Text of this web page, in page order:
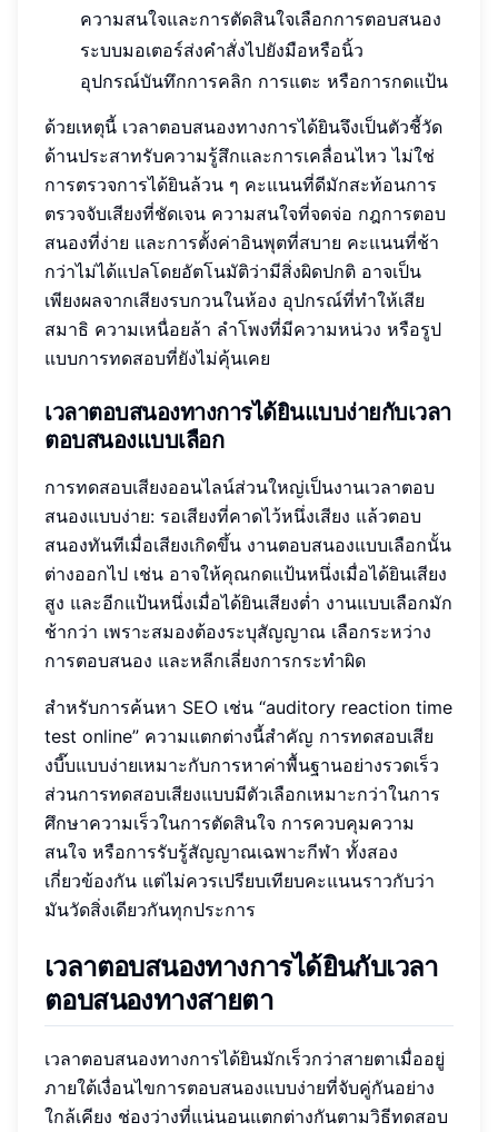
ความสนใจและการตัดสินใจเลือกการตอบสนอง
ระบบมอเตอร์ส่งคำสั่งไปยังมือหรือนิ้ว
อุปกรณ์บันทึกการคลิก การแตะ หรือการกดแป้น
ด้วยเหตุนี้ เวลาตอบสนองทางการได้ยินจึงเป็นตัวชี้วัด
ด้านประสาทรับความรู้สึกและการเคลื่อนไหว ไม่ใช่
การตรวจการได้ยินล้วน ๆ คะแนนที่ดีมักสะท้อนการ
ตรวจจับเสียงที่ชัดเจน ความสนใจที่จดจ่อ กฎการตอบ
สนองที่ง่าย และการตั้งค่าอินพุตที่สบาย คะแนนที่ช้า
กว่าไม่ได้แปลโดยอัตโนมัติว่ามีสิ่งผิดปกติ อาจเป็น
เพียงผลจากเสียงรบกวนในห้อง อุปกรณ์ที่ทำให้เสีย
สมาธิ ความเหนื่อยล้า ลำโพงที่มีความหน่วง หรือรูป
แบบการทดสอบที่ยังไม่คุ้นเคย
เวลาตอบสนองทางการได้ยินแบบง่ายกับเวลา
ตอบสนองแบบเลือก
การทดสอบเสียงออนไลน์ส่วนใหญ่เป็นงานเวลาตอบ
สนองแบบง่าย: รอเสียงที่คาดไว้หนึ่งเสียง แล้วตอบ
สนองทันทีเมื่อเสียงเกิดขึ้น งานตอบสนองแบบเลือกนั้น
ต่างออกไป เช่น อาจให้คุณกดแป้นหนึ่งเมื่อได้ยินเสียง
สูง และอีกแป้นหนึ่งเมื่อได้ยินเสียงต่ำ งานแบบเลือกมัก
ช้ากว่า เพราะสมองต้องระบุสัญญาณ เลือกระหว่าง
การตอบสนอง และหลีกเลี่ยงการกระทำผิด
สำหรับการค้นหา SEO เช่น “auditory reaction time
test online” ความแตกต่างนี้สำคัญ การทดสอบเสีย
งบี๊บแบบง่ายเหมาะกับการหาค่าพื้นฐานอย่างรวดเร็ว
ส่วนการทดสอบเสียงแบบมีตัวเลือกเหมาะกว่าในการ
ศึกษาความเร็วในการตัดสินใจ การควบคุมความ
สนใจ หรือการรับรู้สัญญาณเฉพาะกีฬา ทั้งสอง
เกี่ยวข้องกัน แต่ไม่ควรเปรียบเทียบคะแนนราวกับว่า
มันวัดสิ่งเดียวกันทุกประการ
เวลาตอบสนองทางการได้ยินกับเวลา
ตอบสนองทางสายตา
เวลาตอบสนองทางการได้ยินมักเร็วกว่าสายตาเมื่ออยู่
ภายใต้เงื่อนไขการตอบสนองแบบง่ายที่จับคู่กันอย่าง
ใกล้เคียง ช่องว่างที่แน่นอนแตกต่างกันตามวิธีทดสอบ